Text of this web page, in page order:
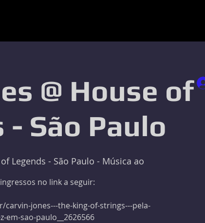
@ House of
- São Paulo
Legends - São Paulo - Música ao
no link a seguir:
jones---the-king-of-strings---pela-
em-sao-paulo__2626566